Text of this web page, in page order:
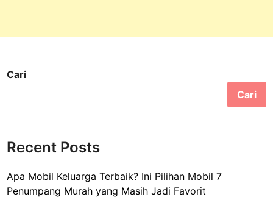
Cari
Cari
Recent Posts
Apa Mobil Keluarga Terbaik? Ini Pilihan Mobil 7
Penumpang Murah yang Masih Jadi Favorit